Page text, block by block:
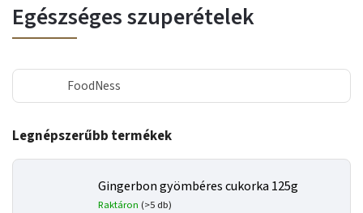
Egészséges szuperételek
FoodNess
Legnépszerűbb termékek
Gingerbon gyömbéres cukorka 125g
Raktáron (>5 db)